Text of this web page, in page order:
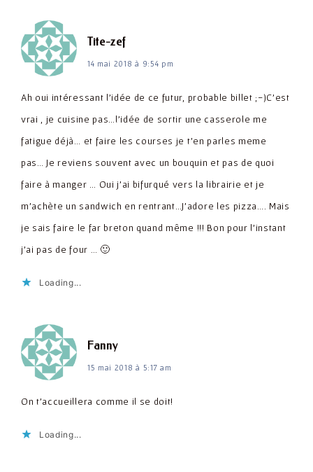
Tite-zefdit :
14 mai 2018 à 9:54 pm
Ah oui intéressant l'idée de ce futur, probable billet ;-)C'est
vrai , je cuisine pas…l'idée de sortir une casserole me
fatigue déjà… et faire les courses je t'en parles meme
pas… Je reviens souvent avec un bouquin et pas de quoi
faire à manger … Oui j'ai bifurqué vers la librairie et je
m'achète un sandwich en rentrant…J'adore les pizza…. Mais
je sais faire le far breton quand même !!! Bon pour l'instant
j'ai pas de four … 🙂
Loading...
Fannydit :
15 mai 2018 à 5:17 am
On t'accueillera comme il se doit!
Loading...